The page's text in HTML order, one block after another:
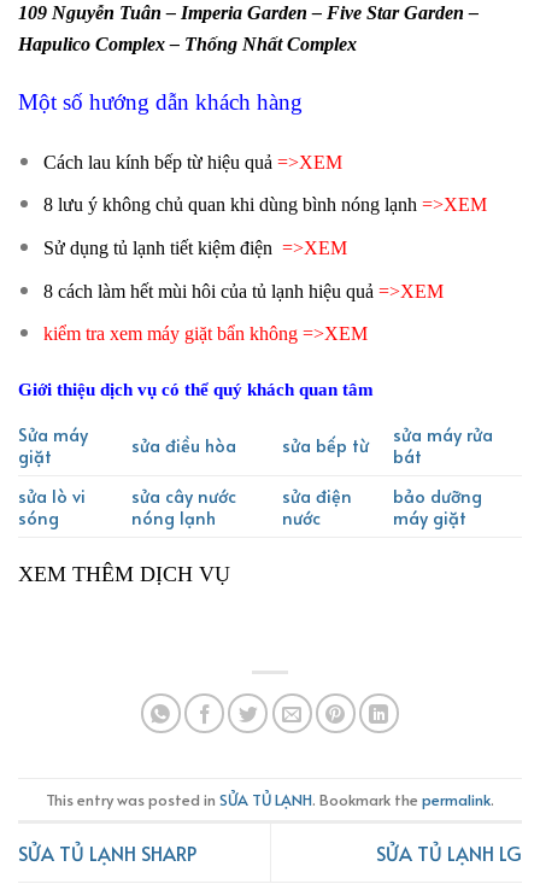
109 Nguyễn Tuân – Imperia Garden – Five Star Garden –
Hapulico Complex – Thống Nhất Complex
Một số hướng dẫn khách hàng
Cách lau kính bếp từ hiệu quả =>XEM
8 lưu ý không chủ quan khi dùng bình nóng lạnh =>XEM
Sử dụng tủ lạnh tiết kiệm điện =>XEM
8 cách làm hết mùi hôi của tủ lạnh hiệu quả =>XEM
kiểm tra xem máy giặt bẩn không =>XEM
Giới thiệu dịch vụ có thể quý khách quan tâm
Sửa máy
giặt
sửa điều hòa sửa bếp từ
sửa máy rửa
bát
sửa lò vi
sóng
sửa cây nước
nóng lạnh
sửa điện
nước
bảo dưỡng
máy giặt
XEM THÊM DỊCH VỤ
This entry was posted in SỬA TỦ LẠNH. Bookmark the permalink.
SỬA TỦ LẠNH SHARP SỬA TỦ LẠNH LG